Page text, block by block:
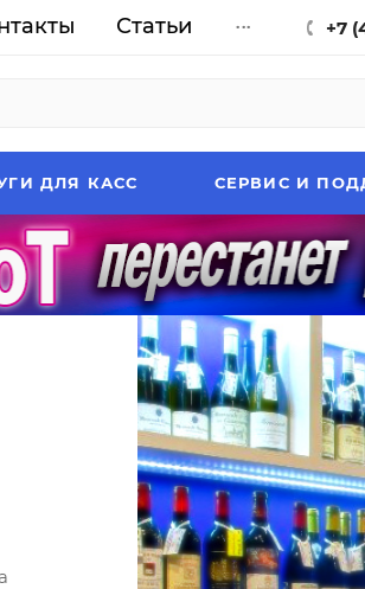
Статьи ... +7
ДЛЯ КАСС СЕРВИС И